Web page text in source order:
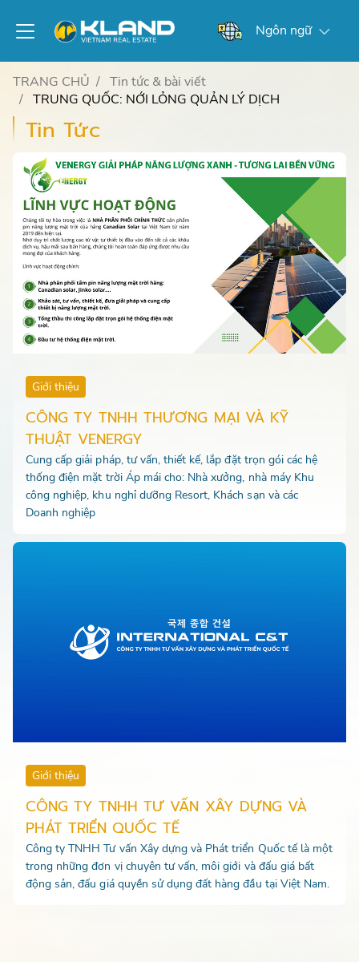
Ngôn ngữ
TRANG CHỦ
Tin tức & bài viết
TRUNG QUỐC: NỚI LỎNG QUẢN LÝ DỊCH
Tin Tức
Giới thiệu
CÔNG TY TNHH THƯƠNG MẠI VÀ KỸ
THUẬT VENERGY
Cung cấp giải pháp, tư vấn, thiết kế, lắp đặt trọn gói các hệ
thống điện mặt trời Áp mái cho: Nhà xưởng, nhà máy Khu
công nghiệp, khu nghỉ dưỡng Resort, Khách sạn và các
Doanh nghiệp
Giới thiệu
CÔNG TY TNHH TƯ VẤN XÂY DỰNG VÀ
PHÁT TRIỂN QUỐC TẾ
Công ty TNHH Tư vấn Xây dựng và Phát triển Quốc tế là một
trong những đơn vị chuyên tư vấn, môi giới và đấu giá bất
động sản, đấu giá quyền sử dụng đất hàng đầu tại Việt Nam.